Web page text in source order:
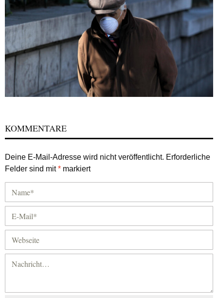
KOMMENTARE
Deine E-Mail-Adresse wird nicht veröffentlicht. Erforderliche
Felder sind mit* markiert